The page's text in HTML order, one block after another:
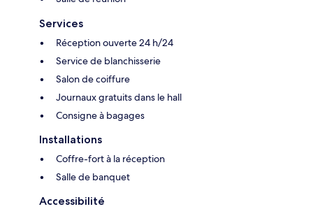
Services
Réception ouverte 24 h/24
Service de blanchisserie
Salon de coiffure
Journaux gratuits dans le hall
Consigne à bagages
Installations
Coffre-fort à la réception
Salle de banquet
Accessibilité